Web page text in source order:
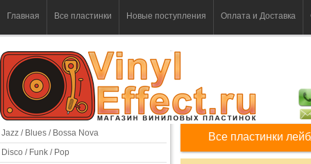
Главная Все пластинки Новые поступления Оплата и Доставка
Jazz / Blues / Bossa Nova
Disco / Funk / Pop
Все пластинки